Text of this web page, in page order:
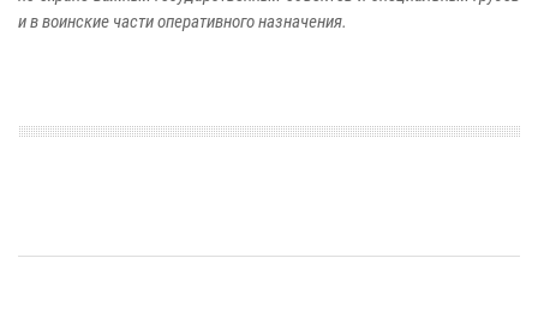
и в воинские части оперативного назначения.